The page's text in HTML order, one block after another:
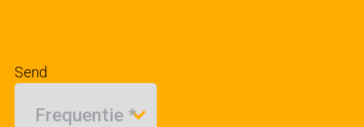
Send